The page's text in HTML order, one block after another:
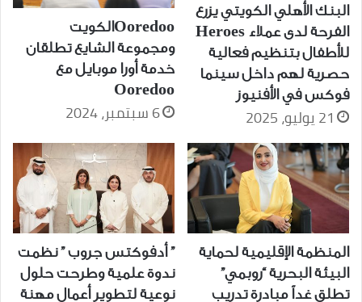
البنك الأهلي الكويتي يزرع
الفرحة لدى عملاء Heroes
للأطفال بتنظيم فعالية
حصرية لهم داخل سينما
فوكس في الأفنيوز
21 يوليو، 2025
Ooredooالكويت
ومجموعة الشايع تطلقان
خدمة أورا موبايل مع
Ooredoo
6 سبتمبر، 2024
المنظمة الإقليمية لحماية
البيئة البحرية “روبمي”
تطلق غداً مبادرة تدريب
” أدفوكتس جروب ” نظمت
ندوة علمية وطرحت حلول
نوعية لتطوير أعمال مهنة